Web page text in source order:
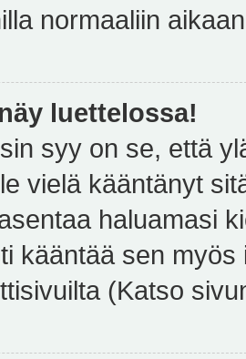
normaaliin
luettelossa!
syy on se, että
vielä kääntänyt
haluamasi
kääntää sen
(Katso